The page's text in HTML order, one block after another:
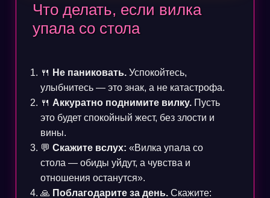
Что делать, если вилка
упала со стола
🍴 Не паниковать.Успокойтесь,
улыбнитесь — это знак, а не катастрофа.
🍴 Аккуратно поднимите вилку.Пусть
это будет спокойный жест, без злости и
вины.
💬 Скажите вслух: «Вилка упала со
стола — обиды уйдут, а чувства и
отношения останутся».
🙏 Поблагодарите за день.Скажите: